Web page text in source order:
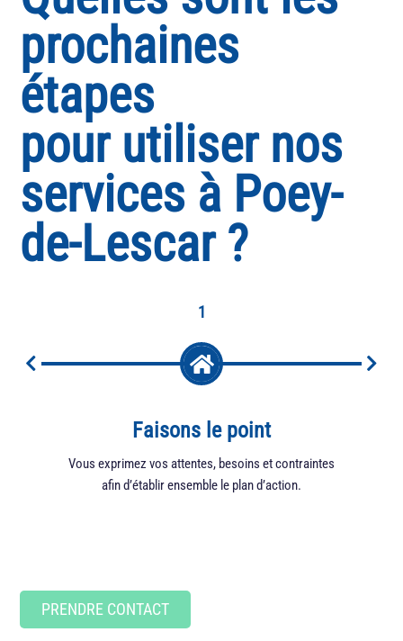
prochaines
étapes
pour utiliser nos
services à Poey-
de-Lescar ?
1
Faisons le point
Vous exprimez vos attentes, besoins et contraintes
afin d’établir ensemble le plan d’action.
PRENDRE CONTACT